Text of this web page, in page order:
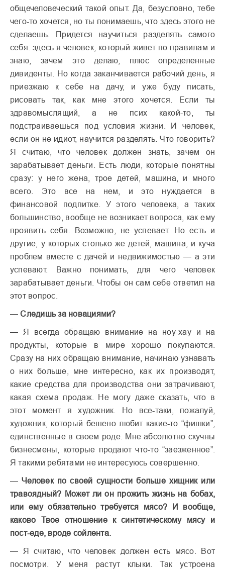
общечеловеческий такой опыт. Да, безусловно, тебе
чего-то хочется, но ты понимаешь, что здесь этого не
сделаешь. Придется научиться разделять самого
себя: здесь я человек, который живет по правилам и
знаю, зачем это делаю, плюс определенные
дивиденты. Но когда заканчивается рабочий день, я
приезжаю к себе на дачу, и уже буду писать,
рисовать так, как мне этого хочется. Если ты
здравомыслящий, а не псих какой-то, ты
подстраиваешься под условия жизни. И человек,
если он не идиот, научится разделять. Что говорить?
Я считаю, что человек должен знать, зачем он
зарабатывает деньги. Есть люди, которые понятны
сразу: у него жена, трое детей, машина, и много
всего. Это все на нем, и это нуждается в
финансовой подпитке. У этого человека, а таких
большинство, вообще не возникает вопроса, как ему
проявить себя. Возможно, не успевает. Но есть и
другие, у которых столько же детей, машина, и куча
проблем вместе с дачей и недвижимостью — а эти
успевают. Важно понимать, для чего человек
зарабатывает деньги. Чтобы он сам себе ответил на
этот вопрос.
—Следишь за новациями?
— Я всегда обращаю внимание на ноу-хау и на
продукты, которые в мире хорошо покупаются.
Сразу на них обращаю внимание, начинаю узнавать
о них больше, мне интересно, как их производят,
какие средства для производства они затрачивают,
какая схема продаж. Не могу даже сказать, что в
этот момент я художник. Но все-таки, пожалуй,
художник, который бешено любит какие-то “фишки”,
единственные в своем роде. Мне абсолютно скучны
бизнесмены, которые продают что-то “заезженное”.
Я такими ребятами не интересуюсь совершенно.
—Человек по своей сущности больше хищник или
травоядный? Может ли он прожить жизнь на бобах,
или ему обязательно требуется мясо? И вообще,
каково Твое отношение к синтетическому мясу и
пост-еде, вроде сойлента.
— Я считаю, что человек должен есть мясо. Вот
посмотри. У меня растут клыки. Так устроена